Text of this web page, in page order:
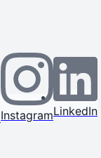
InstagramLinkedIn